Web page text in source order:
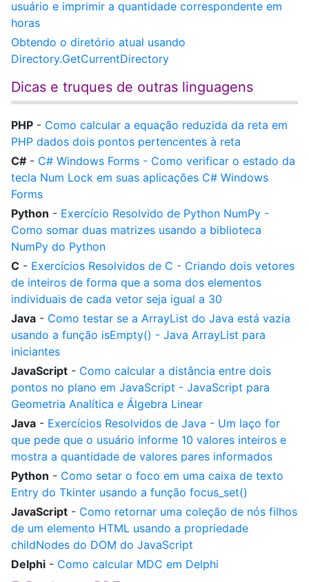
usuário e imprimir a quantidade correspondente em
horas
Obtendo o diretório atual usando
Directory.GetCurrentDirectory
Dicas e truques de outras linguagens
PHP - Como calcular a equação reduzida da reta em
PHP dados dois pontos pertencentes à reta
C# - C# Windows Forms - Como verificar o estado da
tecla Num Lock em suas aplicações C# Windows
Forms
Python - Exercício Resolvido de Python NumPy -
Como somar duas matrizes usando a biblioteca
NumPy do Python
C - Exercícios Resolvidos de C - Criando dois vetores
de inteiros de forma que a soma dos elementos
individuais de cada vetor seja igual a 30
Java - Como testar se a ArrayList do Java está vazia
usando a função isEmpty() - Java ArrayList para
iniciantes
JavaScript - Como calcular a distância entre dois
pontos no plano em JavaScript - JavaScript para
Geometria Analítica e Álgebra Linear
Java - Exercícios Resolvidos de Java - Um laço for
que pede que o usuário informe 10 valores inteiros e
mostra a quantidade de valores pares informados
Python - Como setar o foco em uma caixa de texto
Entry do Tkinter usando a função focus_set()
JavaScript - Como retornar uma coleção de nós filhos
de um elemento HTML usando a propriedade
childNodes do DOM do JavaScript
Delphi - Como calcular MDC em Delphi